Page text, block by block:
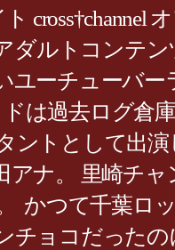
ダルトコンテ
ユーチューバー
は過去ログ倉
ントとして出
アナ。 里崎チ
かつて千葉ロ
チョコだった